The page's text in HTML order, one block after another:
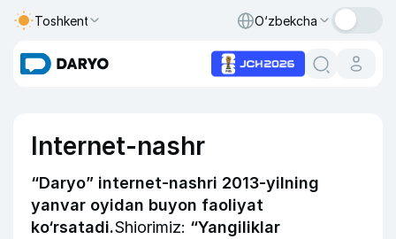
Toshkent O‘zbekcha
Internet-nashr
“Daryo” internet-nashri 2013-yilning
yanvar oyidan buyon faoliyat
ko‘rsatadi.Shiorimiz: “Yangiliklar